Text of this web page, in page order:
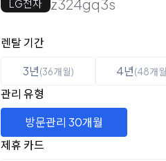
LG전자 z324gq3s
옵션 선택
렌탈 선택
렌탈 기간
3년(36개월) 4년(48개
관리 유형
방문관리 30개월
제휴 카드